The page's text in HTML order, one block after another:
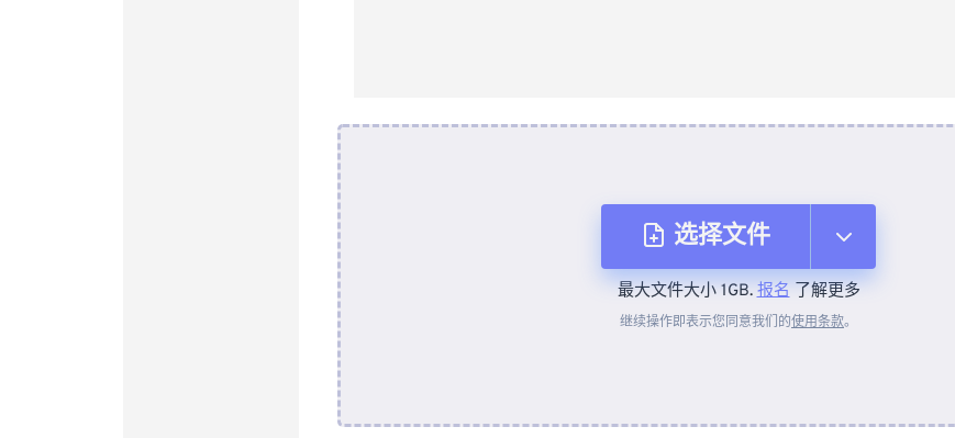
选择文件
从设备
最大文件大小 1GB.报名了解更多
继续操作即表示您同意我们的使用条款。